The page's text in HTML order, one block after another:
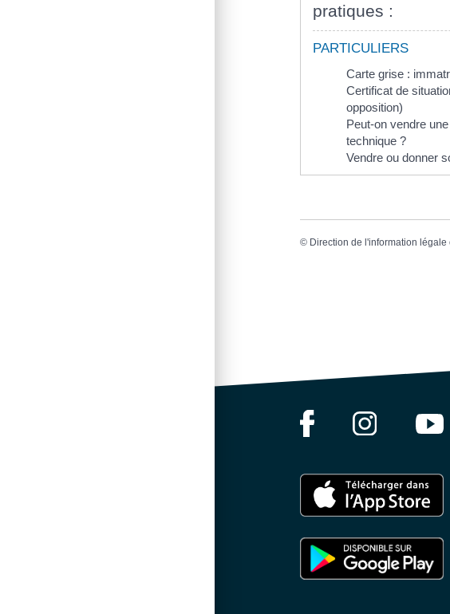
pratiques :
PARTICULIERS
Carte grise :
Certificat de
opposition)
Peut-on vendre
technique ?
Vendre ou donner
© Direction de l'information légale